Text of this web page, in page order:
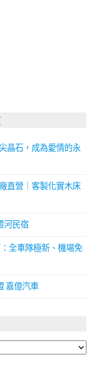
晶石，成為愛情的永
直營｜客製化實木床
河民宿
全車隊極新、機場免
嘉億汽車